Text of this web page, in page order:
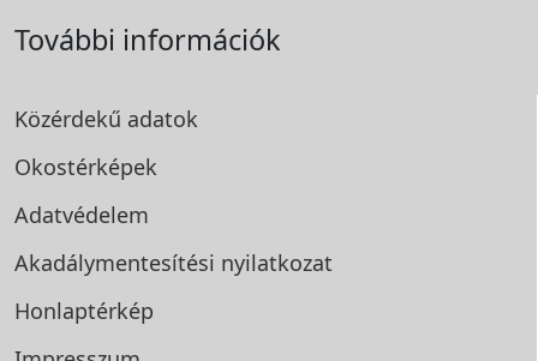
További információk
Közérdekű adatok
Okostérképek
Adatvédelem
Akadálymentesítési nyilatkozat
Honlaptérkép